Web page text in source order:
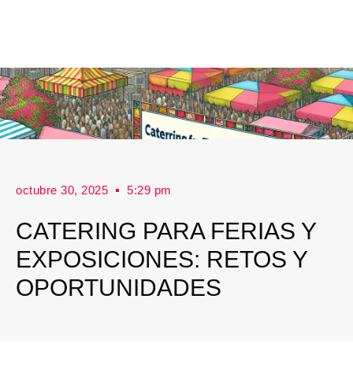
octubre 30, 2025 5:29 pm
CATERING PARA FERIAS Y
EXPOSICIONES: RETOS Y
OPORTUNIDADES